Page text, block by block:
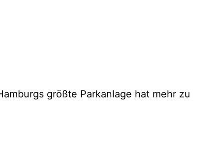
größte Parkanlage hat mehr zu